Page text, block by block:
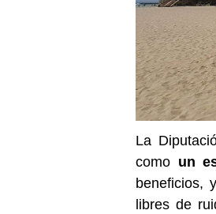
La
como un
beneficios,
libres de